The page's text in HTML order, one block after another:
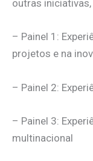
outras
– Painel 1:
projetos e na
– Painel 2:
– Painel 3:
multinacional